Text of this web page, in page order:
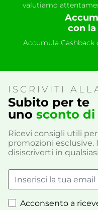
valutiamo
con
Accumula Cashback
ISCRIVITI
Subito per te
uno sconto di
Ricevi consigli utili
promozioni esclusive.
disiscriverti in
Acconsento a